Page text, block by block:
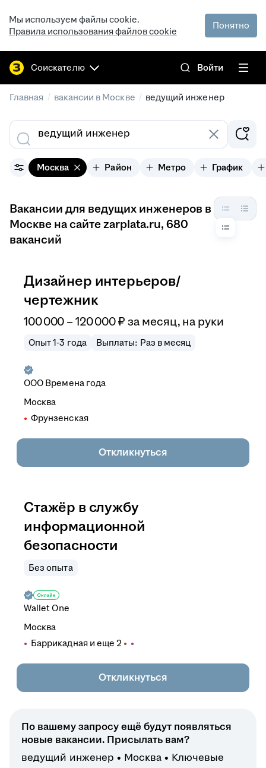
Мы используем файлы cookie.
Правила использования файлов cookie
Понятно
Соискателю Войти
Главная / вакансии в Москве / ведущий инженер
Москва Район Метро График
Вакансии для ведущих инженеров в
Москве на сайте zarplata.ru, 680
вакансий
Дизайнер интерьеров/
чертежник
100 000 –120 000₽ за месяц, на руки
Опыт 1-3 года Выплаты: Раз в месяц
ООО Времена года
Москва
Фрунзенская
Откликнуться
Стажёр в службу
информационной
безопасности
Без опыта
Wallet One
Москва
Баррикадная и еще 2
Откликнуться
По вашему запросу ещё будут появляться
новые вакансии. Присылать вам?
ведущий инженер
Москва
Ключевые